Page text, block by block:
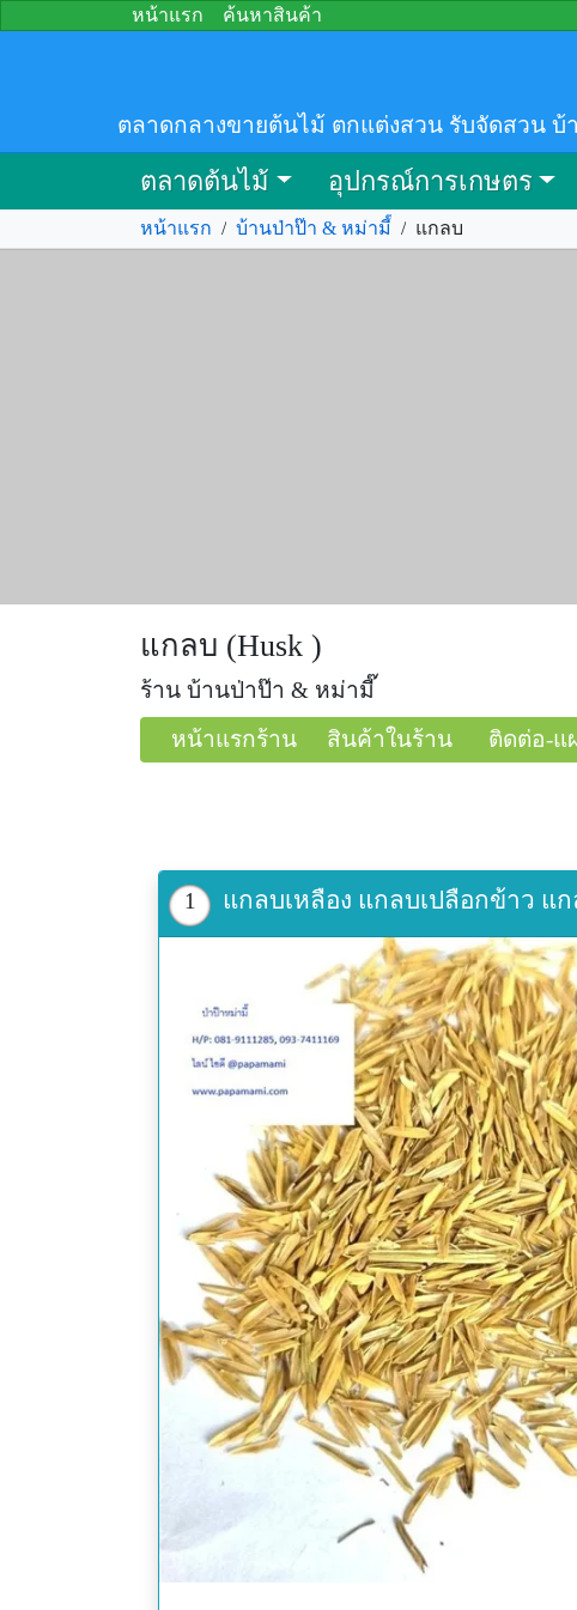
หน้าแรก ค้นหาสินค้า
ตลาดกลางขายต้นไม้ ตกแต่งสวน รับจัดสวน
ตลาดต้นไม้ อุปกรณ์การเกษตร
หน้าแรก / บ้านป่าป๊า & หม่ามี๊ / แกลบ
แกลบ (Husk )
ร้าน บ้านป่าป๊า & หม่ามี๊
หน้าแรกร้าน
สินค้าในร้าน ติดต่อ-แ
1 แกลบเหลือง แกลบเปลือกข้าว